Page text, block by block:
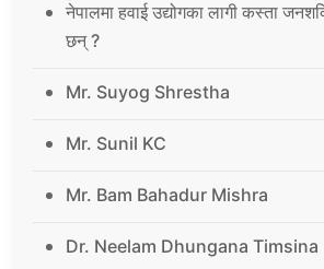
नेपालमा हवाई उद्योगका लागी कस्ता
छन् ?
Mr. Suyog Shrestha
Mr. Sunil KC
Mr. Bam Bahadur Mishra
Dr. Neelam Dhungana Timsina